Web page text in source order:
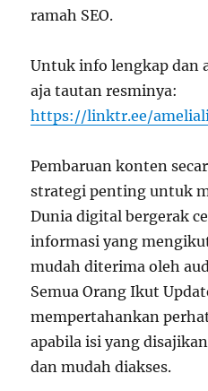
ramah SEO.
Untuk info lengkap dan
aja tautan resminya:
https://linktr.ee/
Pembaruan konten
strategi penting untuk
Dunia digital bergerak
informasi yang
mudah diterima oleh
Semua Orang Ikut
mempertahankan
apabila isi yang
dan mudah diakses.